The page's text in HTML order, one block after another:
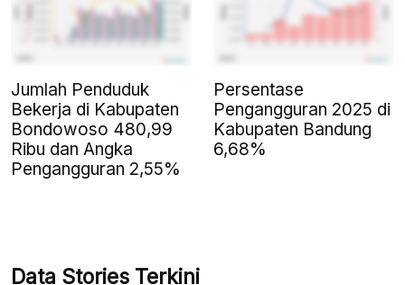
Jumlah Penduduk
Bekerja di Kabupaten
Bondowoso 480,99
Ribu dan Angka
Pengangguran 2,55%
Persentase
Pengangguran 2025 di
Kabupaten Bandung
6,68%
Data Stories Terkini